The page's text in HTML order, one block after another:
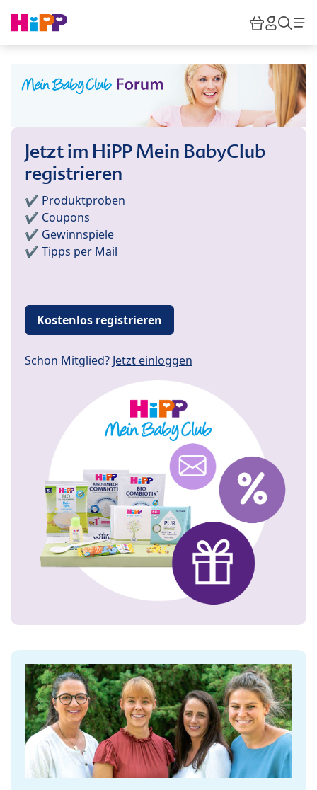
HiPP
Jetzt im HiPP Mein BabyClub
registrieren
✔️ Produktproben
✔️ Coupons
✔️ Gewinnspiele
✔️ Tipps per Mail
Kostenlos registrieren
Schon Mitglied? Jetzt einloggen